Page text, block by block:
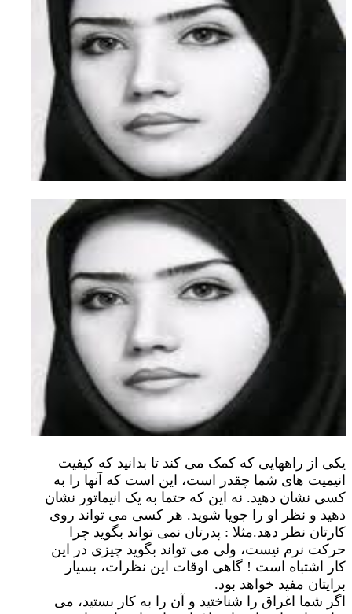
یکی از راههایی که کمک می کند تا بدانید که کیفیت
انیمیت های شما چقدر است، این است که آنها را به
کسی نشان دهید. نه این که حتما به یک انیماتور نشان
دهید و نظر او را جویا شوید. هر کسی می تواند روی
کارتان نظر دهد.مثلا : پدرتان نمی تواند بگوید چرا
حرکت نرم نیست، ولی می تواند بگوید چیزی در این
کار اشتباه است ! گاهی اوقات این نظرات، بسیار
برایتان مفید خواهد بود.
اگر شما اغراق را شناختید و آن را به کار بستید، می